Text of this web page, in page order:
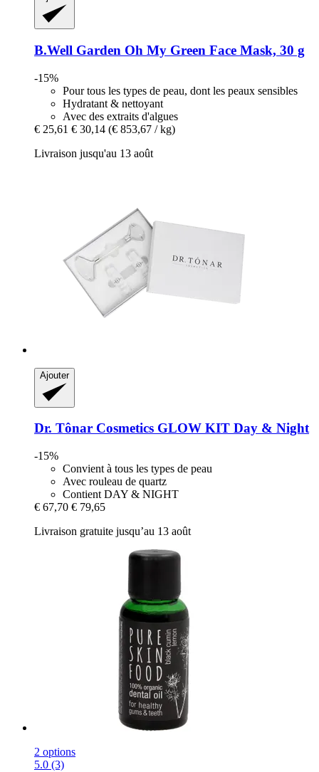
B.Well Garden Oh My Green Face Mask, 30 g
-15%
Pour tous les types de peau, dont les peaux sensibles
Hydratant & nettoyant
Avec des extraits d'algues
€ 25,61 € 30,14 (€ 853,67 / kg)
Livraison jusqu'au 13 août
Ajouter
Dr. Tônar Cosmetics GLOW KIT Day & Night
-15%
Convient à tous les types de peau
Avec rouleau de quartz
Contient DAY & NIGHT
€ 67,70 € 79,65
Livraison gratuite jusqu’au 13 août
2 options
5.0 (3)